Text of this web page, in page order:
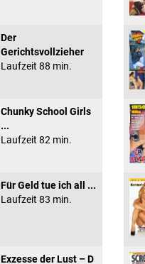
Der
Gerichtsvollzieher
Laufzeit 88 min.
Chunky School Girls
...
Laufzeit 82 min.
Für Geld tue ich all ...
Laufzeit 83 min.
Exzesse der Lust – D